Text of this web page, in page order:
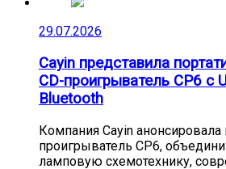
29.07.2026
Cayin представила
CD-проигрыватель CP6 с
Bluetooth
Компания Cayin анонсировала
проигрыватель CP6,
ламповую схемотехнику,